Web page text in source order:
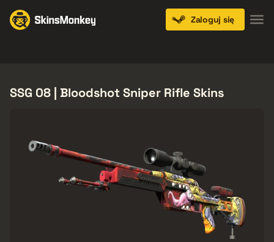
Zaloguj się
SSG 08 | Bloodshot Sniper Rifle Skins